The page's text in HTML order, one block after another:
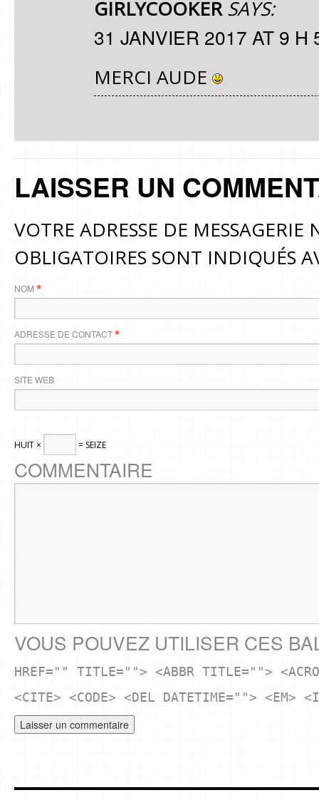
GIRLYCOOKER SAYS:
31 JANVIER 2017 AT 9 H
MERCI AUDE
LAISSER UN
VOTRE ADRESSE DE MESSAGERIE
OBLIGATOIRES SONT INDIQUÉS
NOM *
ADRESSE DE CONTACT*
SITE WEB
HUIT × = SEIZE
COMMENTAIRE
VOUS POUVEZ UTILISER CES
HREF="" TITLE=""> <ABBR TITLE="">
<CITE> <CODE> <DEL DATETIME=""> <EM>